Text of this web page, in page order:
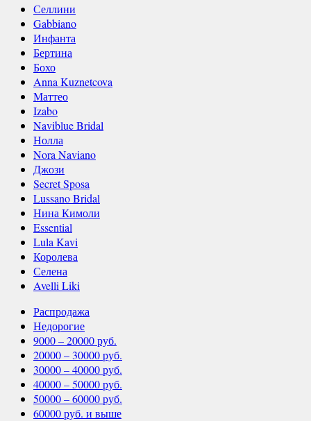
Селлини
Gabbiano
Инфанта
Бертина
Бохо
Anna Kuznetcova
Маттео
Izabo
Naviblue Bridal
Нолла
Nora Naviano
Джози
Secret Sposa
Lussano Bridal
Нина Кимоли
Essential
Lula Kavi
Королева
Селена
Avelli Liki
Распродажа
Недорогие
9000 – 20000 руб.
20000 – 30000 руб.
30000 – 40000 руб.
40000 – 50000 руб.
50000 – 60000 руб.
60000 руб. и выше